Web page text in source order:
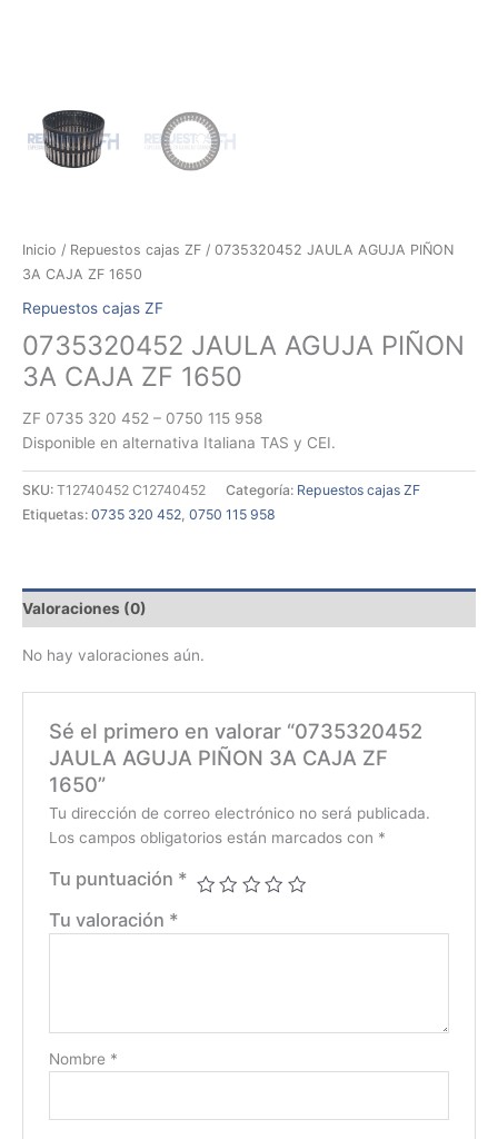
Inicio / Repuestos cajas ZF / 0735320452 JAULA AGUJA PIÑON
3A CAJA ZF 1650
Repuestos cajas ZF
0735320452 JAULA AGUJA PIÑON
3A CAJA ZF 1650
ZF 0735 320 452 – 0750 115 958
Disponible en alternativa Italiana TAS y CEI.
SKU: T12740452 C12740452 Categoría: Repuestos cajas ZF
Etiquetas: 0735 320 452, 0750 115 958
Valoraciones (0)
No hay valoraciones aún.
Sé el primero en valorar “0735320452
JAULA AGUJA PIÑON 3A CAJA ZF
1650”
Tu dirección de correo electrónico no será publicada.
Los campos obligatorios están marcados con *
Tu puntuación *
Tu valoración *
Nombre *